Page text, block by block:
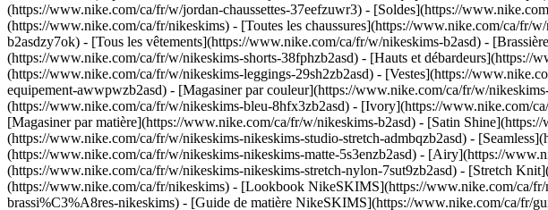
(https://www.nike.com/ca/fr/w/jordan-chaussettes-37eefzuwr3) - [Soldes](https://
(https://www.nike.com/ca/fr/nikeskims) - [Toutes les chaussures](https://www.nike.com/ca/
b2asdzy7ok) - [Tous les vêtements](https://www.nike.com/ca/fr/w/nikeskims-b2asd) -
(https://www.nike.com/ca/fr/w/nikeskims-shorts-38fphzb2asd) - [Hauts et
(https://www.nike.com/ca/fr/w/nikeskims-leggings-29sh2zb2asd) - [Vestes](https://
equipement-awwpwzb2asd) - [Magasiner par couleur](https://www.nike.com/ca/fr/w/
(https://www.nike.com/ca/fr/w/nikeskims-bleu-8hfx3zb2asd) - [Ivory](https://www.nike.com/
[Magasiner par matière](https://www.nike.com/ca/fr/w/nikeskims-b2asd) - [Satin
(https://www.nike.com/ca/fr/w/nikeskims-nikeskims-studio-stretch-admbqzb2asd) -
(https://www.nike.com/ca/fr/w/nikeskims-nikeskims-matte-5s3enzb2asd) - [Airy](https://
(https://www.nike.com/ca/fr/w/nikeskims-nikeskims-stretch-nylon-7sut9zb2asd) - [Stretch
(https://www.nike.com/ca/fr/nikeskims) - [Lookbook NikeSKIMS](https://www.nike.com/ca/
brassi%C3%A8res-nikeskims) - [Guide de matière NikeSKIMS](https://www.nike.com/ca/fr/